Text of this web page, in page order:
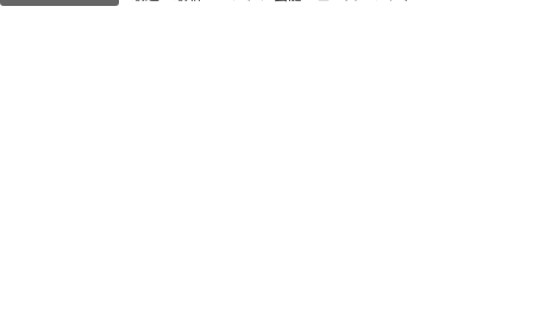
る…」と視聴者衝撃